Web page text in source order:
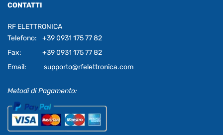
CONTATTI
RF ELETTRONICA
Telefono:
+39 0931 175 77 82
Fax:
+39 0931 175 77 82
Email:
supporto@rfelettronica.com
Metodi di Pagamento: